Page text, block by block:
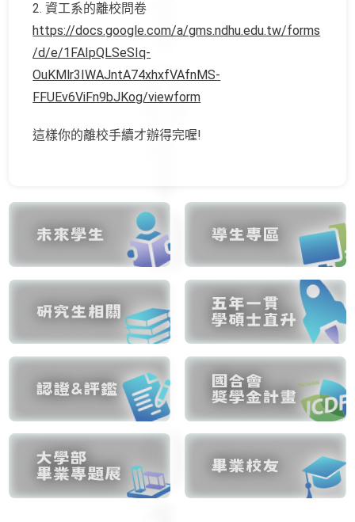
2. 資工系的離校問卷
https://docs.google.com/a/gms.ndhu.edu.tw/forms
/d/e/1FAIpQLSeSIq-
OuKMlr3IWAJntA74xhxfVAfnMS-
FFUEv6ViFn9bJKog/viewform
這樣你的離校手續才辦得完喔!